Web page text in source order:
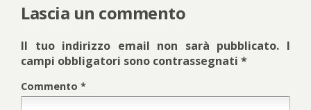
Lascia un commento
Il tuo indirizzo email non sarà pubblicato. I
campi obbligatori sono contrassegnati *
Commento *